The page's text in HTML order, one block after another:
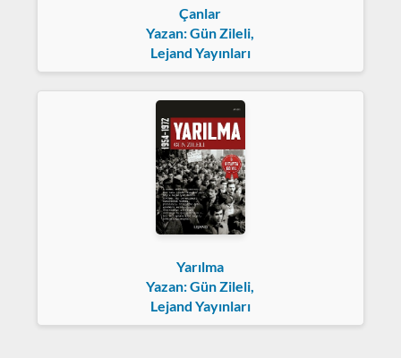
Çanlar
Yazan: Gün Zileli,
Lejand Yayınları
Yarılma
Yazan: Gün Zileli,
Lejand Yayınları